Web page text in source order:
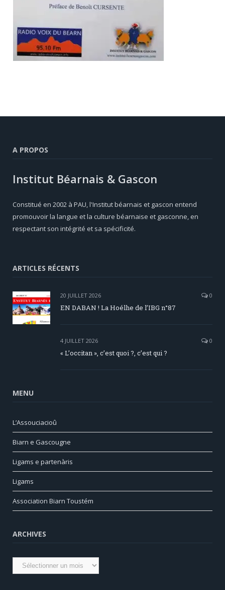
A PROPOS
Institut Béarnais & Gascon
Constitué en 2002 à PAU, l'Institut béarnais et gascon entend
promouvoir la langue et la culture béarnaise et gasconne, en
respectant son intégrité et sa spécificité.
ARTICLES RÉCENTS
20 JUILLET 2026 0
EN DABAN ! La Hoélhe de l’IBG n°87
4 JUILLET 2026 0
« L’occitan », c’est quoi ?, c’est qui ?
MENU
L’Assouciacioû
Biarn e Gascougne
Ligams e partenàris
Ligams
Association Biarn Toustém
ARCHIVES
Archives